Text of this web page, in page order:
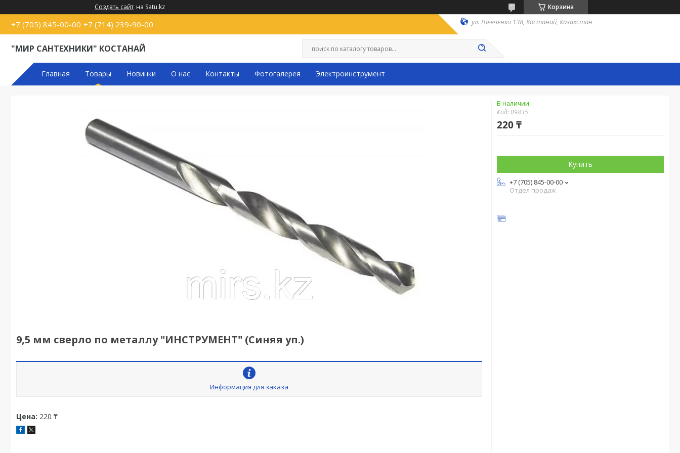
Создать сайт на Satu.kz Корзина
+7 (705) 845-00-00 +7 (714) 239-90-00 ул. Шевченко 138, Костанай, Казахстан
"МИР САНТЕХНИКИ" КОСТАНАЙ
Главная Товары Новинки О нас Контакты Фотогалерея Электроинструмент
9,5 мм сверло по металлу "ИНСТРУМЕНТ" (Синяя уп.)
Информация для заказа
Цена: 220 ₸
В наличии
Код: 09835
220 ₸
Купить
+7 (705) 845-00-00
Отдел продаж